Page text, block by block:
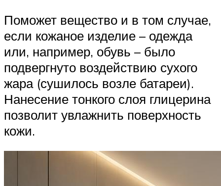
Поможет вещество и в том случае,
если кожаное изделие – одежда
или, например, обувь – было
подвергнуто воздействию сухого
жара (сушилось возле батареи).
Нанесение тонкого слоя глицерина
позволит увлажнить поверхность
кожи.